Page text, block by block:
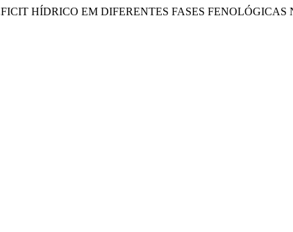
HÍDRICO EM DIFERENTES FASES